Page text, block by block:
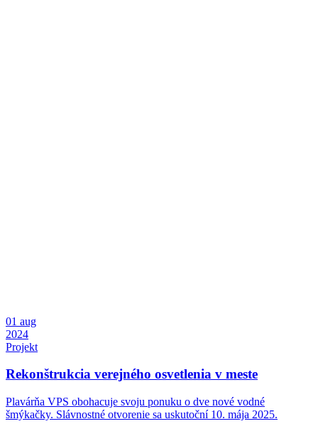
01 aug
2024
Projekt
Rekonštrukcia verejného osvetlenia v meste
Plavárňa VPS obohacuje svoju ponuku o dve nové vodné
šmýkačky. Slávnostné otvorenie sa uskutoční 10. mája 2025.